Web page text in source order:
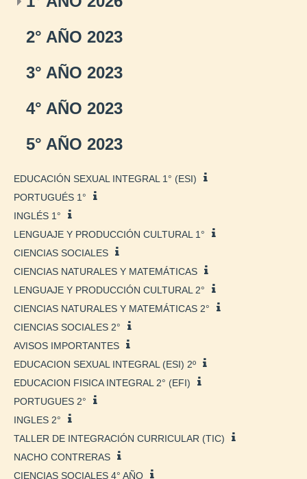
2° AÑO 2023
3° AÑO 2023
4° AÑO 2023
5° AÑO 2023
EDUCACIÓN SEXUAL INTEGRAL 1° (ESI)
PORTUGUÉS 1°
INGLÉS 1°
LENGUAJE Y PRODUCCIÓN CULTURAL 1°
CIENCIAS SOCIALES
CIENCIAS NATURALES Y MATEMÁTICAS
LENGUAJE Y PRODUCCIÓN CULTURAL 2°
CIENCIAS NATURALES Y MATEMÁTICAS 2°
CIENCIAS SOCIALES 2°
AVISOS IMPORTANTES
EDUCACION SEXUAL INTEGRAL (ESI) 2º
EDUCACION FISICA INTEGRAL 2° (EFI)
PORTUGUES 2°
INGLES 2°
TALLER DE INTEGRACIÓN CURRICULAR (TIC)
NACHO CONTRERAS
CIENCIAS SOCIALES 4° AÑO